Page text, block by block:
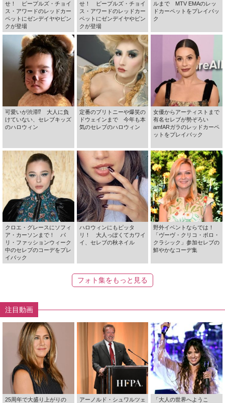
せ！ ピープルズ・チョイ
ス・アワードのレッドカー
ペットにゼンデイヤやピン
クが登場
せ！ ピープルズ・チョイ
ス・アワードのレッドカー
ペットにゼンデイヤやピン
クが登場
ルまで MTV EMAのレッ
ドカーペットをプレイバッ
ク
可愛いが渋滞⁉ 大人に負
けていない、セレブキッズ
のハロウィン
定番のブリトニーや爆笑の
ドウェインまで 今年も本
気のセレブのハロウィン
女優からアーティストまで
有名セレブが勢ぞろい
amfARガラのレッドカーペ
ットをプレイバック
クロエ・グレースにソフィ
ア・カーソンまで！ パ
リ・ファッションウィーク
中のセレブのコーデをプレ
イバック
ハロウィンにもピッタ
リ！ 大人っぽくてカワイ
イ、セレブの秋ネイル
野外イベントならでは！
「ヴーヴ・クリコ・ポロ・
クラシック」参加セレブの
鮮やかなコーデ集
フォト集をもっと見る
注目動画
25周年で大盛り上がりの
アーノルド・シュワルツェ
「大人の世界へようこ